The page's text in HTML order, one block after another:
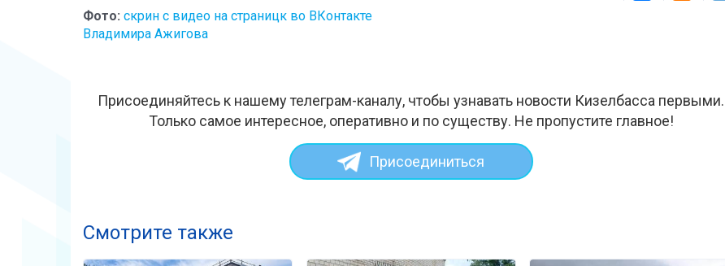
Фото: скрин с видео на страницк во ВКонтакте
Владимира Ажигова
Присоединяйтесь к нашему телеграм-каналу, чтобы узнавать новости Кизелбасса первыми.
Только самое интересное, оперативно и по существу. Не пропустите главное!
Присоединиться
Смотрите также